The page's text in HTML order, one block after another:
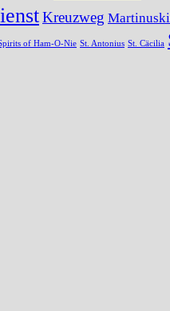
Kreuzweg
of Ham-O-Nie St. Antonius St. Cäcilia